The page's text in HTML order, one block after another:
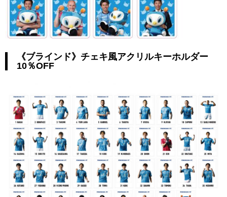
《ブラインド》チェキ風アクリルキーホルダー
10％OFF